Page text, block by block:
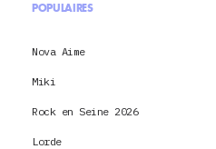
POPULAIRES
Nova Aime
Miki
Rock en Seine 2026
Lorde